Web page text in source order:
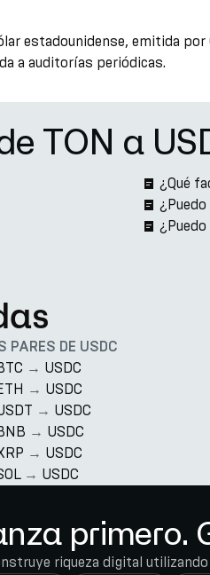
estadounidense, emitida
a auditorías periódicas.
TON a
¿Qué
PARES DE USDC
→ USDC
→ USDC
→ USDC
→ USDC
→ USDC
→ USDC
primero.
riqueza digital utilizando